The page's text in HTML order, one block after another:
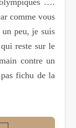
comme vous
un peu, je suis
reste sur le
contre un
fichu de la